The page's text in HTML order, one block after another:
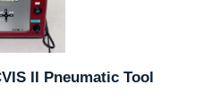
II Pneumatic Tool